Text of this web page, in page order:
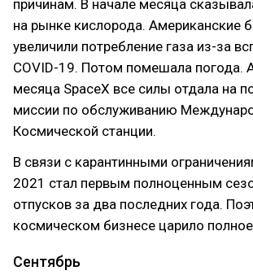
причинам. В начале месяца
на рынке кислорода. Американские
увеличили потребление газа из-за
COVID-19. Потом помешала погода.
месяца SpaceX все силы отдала на
миссии по обслуживанию
Космической станции.
В связи с карантинными
2021 стал первым полноценным
отпусков за два последних года.
космическом бизнесе царило
Сентябрь